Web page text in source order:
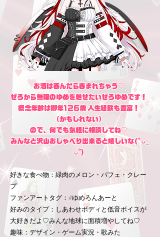
お酒は呑んだら吞まれちゃう♡
ぜろから無限のゆめを魅せたいぜろゆめです！
概念年齢は御年126歳 人生経験も豊富！
（かもしれない）
ので、何でも気軽に相談してね♡
みんなと沢山おしゃべり出来ると嬉しいな(՞ ᴗ ̫
ᴗ՞)
好きな食べ物：緑肉のメロン・パフェ・クレー
プ
ファンアートタグ：#ゆめろんあーと
好みのタイプ：しあわせボディと低音ボイスが
大好きだよ♡みんな地球に面積増やしてね♡
趣味：デザイン・ゲーム実況・歌みた